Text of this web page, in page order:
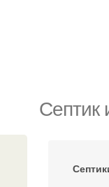
Септик